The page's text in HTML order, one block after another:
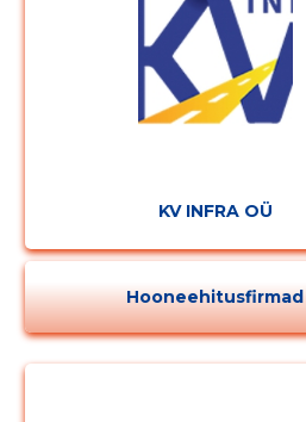
KV INFRA OÜ
Hooneehitusfirmad